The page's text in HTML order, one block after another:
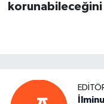
korunabileceğini